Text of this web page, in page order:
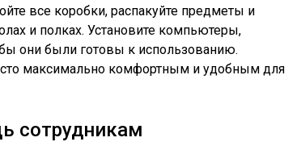
все коробки, распакуйте предметы и
и полках. Установите компьютеры,
они были готовы к использованию.
максимально комфортным и удобным для
сотрудникам